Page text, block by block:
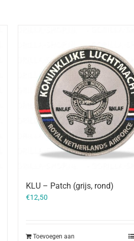
KLU – Patch (grijs, rond)
€12,50
Toevoegen aan